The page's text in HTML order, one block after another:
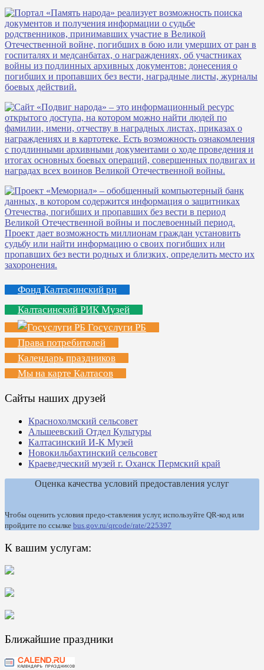
Фонд Калтасинский рн
Калтасинский РИК Музей
Госуслуги РБ
Права потребителей
Календарь праздников
Мы на карте Калтасов
Сайты наших друзей
Краснохолмский сельсовет
Альшеевский Отдел Культуры
Калтасинский И-К Музей
Новокильбахтинский сельсовет
Краеведческий музей г. Оханск Пермский край
Оценка качества условий предоставления услуг
Чтобы оценить условия предо-ставления услуг, используйте QR-код или
пройдите по ссылке bus.gov.ru/qrcode/rate/225397
К вашим услугам:
Ближайшие праздники